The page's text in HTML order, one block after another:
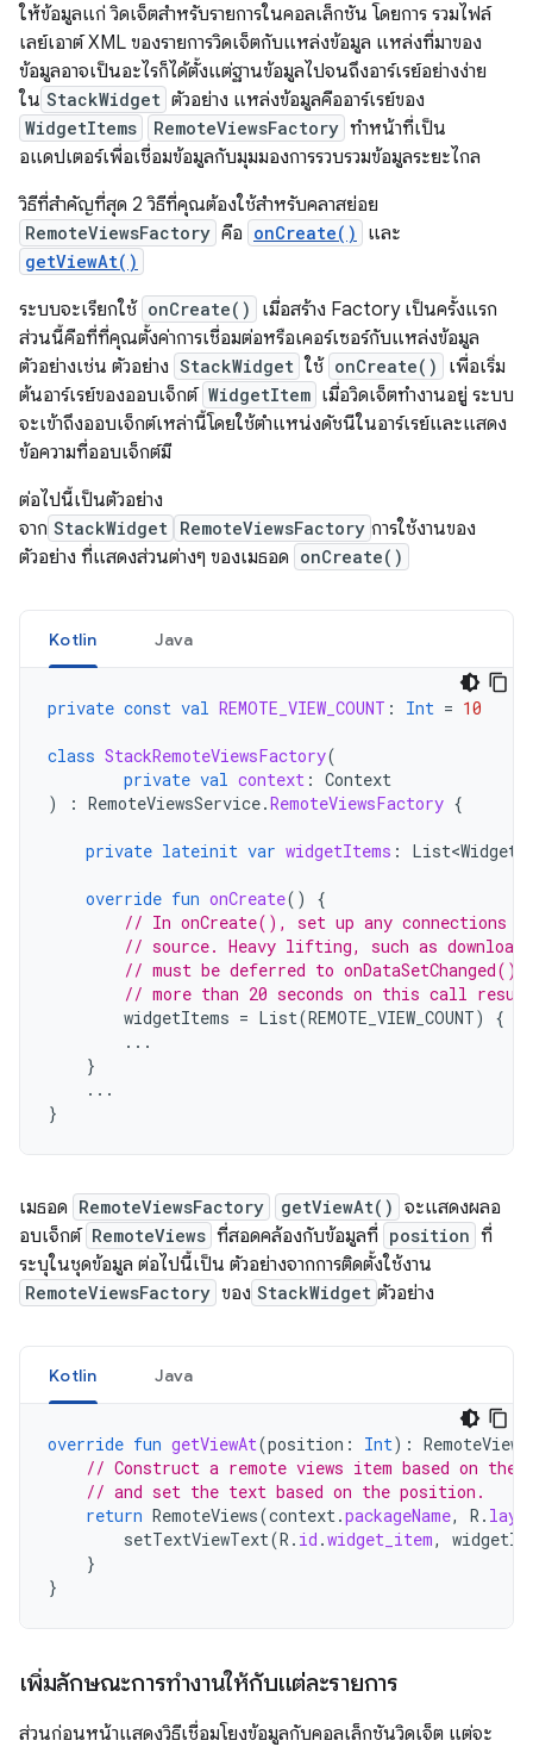
ให้ข้อมูลแก่ วิดเจ็ตสำหรับรายการในคอลเล็กชัน โดยการ รวมไฟล์
เลย์เอาต์ XML ของรายการวิดเจ็ตกับแหล่งข้อมูล แหล่งที่มาของ
ข้อมูลอาจเป็นอะไรก็ได้ตั้งแต่ฐานข้อมูลไปจนถึงอาร์เรย์อย่างง่าย
ใน StackWidget ตัวอย่าง แหล่งข้อมูลคืออาร์เรย์ของ
WidgetItems RemoteViewsFactory ทำหน้าที่เป็น
อแดปเตอร์เพื่อเชื่อมข้อมูลกับมุมมองการรวบรวมข้อมูลระยะไกล
วิธีที่สำคัญที่สุด 2 วิธีที่คุณต้องใช้สำหรับคลาสย่อย
RemoteViewsFactory คือ onCreate() และ
getViewAt()
ระบบจะเรียกใช้ onCreate()
เมื่อสร้าง Factory เป็นครั้งแรก
ส่วนนี้คือที่ที่คุณตั้งค่าการเชื่อมต่อหรือเคอร์เซอร์กับแหล่งข้อมูล
ตัวอย่างเช่น ตัวอย่าง StackWidget ใช้ onCreate()
เพื่อเริ่ม
ต้นอาร์เรย์ของออบเจ็กต์ WidgetItem เมื่อวิดเจ็ตทำงานอยู่ ระบบ
จะเข้าถึงออบเจ็กต์เหล่านี้โดยใช้ตำแหน่งดัชนีในอาร์เรย์และแสดง
ข้อความที่ออบเจ็กต์มี
ต่อไปนี้เป็นตัวอย่าง
จาก StackWidget RemoteViewsFactory การใช้งานของ
ตัวอย่าง ที่แสดงส่วนต่างๆ ของเมธอด onCreate()
Kotlin Java
private const val REMOTE_VIEW_COUNT : Int = 10
class StackRemoteViewsFactory(
private val context : Context
)
: RemoteViewsService.RemoteViewsFactory {
private lateinit var widgetItems :
override fun onCreate()
{
// In onCreate(), set up any connections
// source. Heavy lifting, such as
// must be deferred to
// more than 20 seconds on this call
widgetItems = List(REMOTE_VIEW_COUNT) {
...
}
...
}
เมธอด RemoteViewsFactory getViewAt() จะแสดงผลอ
อบเจ็กต์ RemoteViews ที่สอดคล้องกับข้อมูลที่ position ที่
ระบุในชุดข้อมูล ต่อไปนี้เป็น ตัวอย่างจากการติดตั้งใช้งาน
RemoteViewsFactory ของ StackWidget ตัวอย่าง
Kotlin Java
override fun getViewAt(position : Int): RemoteViews
// Construct a remote views item based on the
// and set the text based on the position.
return RemoteViews(context.packageName, R .
setTextViewText(R . id .widget_item,
}
}
เพิ่มลักษณะการทำงานให้กับแต่ละรายการ
ส่วนก่อนหน้าแสดงวิธีเชื่อมโยงข้อมูลกับคอลเล็กชันวิดเจ็ต แต่จะ